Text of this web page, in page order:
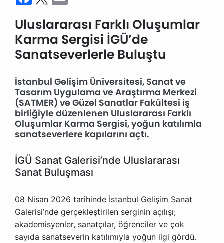
Uluslararası Farklı Oluşumlar
Karma Sergisi İGÜ’de
Sanatseverlerle Buluştu
İstanbul Gelişim Üniversitesi, Sanat ve
Tasarım Uygulama ve Araştırma Merkezi
(SATMER) ve Güzel Sanatlar Fakültesi iş
birliğiyle düzenlenen Uluslararası Farklı
Oluşumlar Karma Sergisi, yoğun katılımla
sanatseverlere kapılarını açtı.
İGÜ Sanat Galerisi’nde Uluslararası
Sanat Buluşması
08 Nisan 2026 tarihinde İstanbul Gelişim Sanat
Galerisi’nde gerçekleştirilen serginin açılışı;
akademisyenler, sanatçılar, öğrenciler ve çok
sayıda sanatseverin katılımıyla yoğun ilgi gördü.